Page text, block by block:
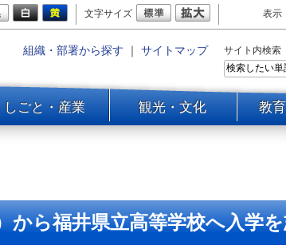
文字サイズ 表示
組織・部署から探す ｜ サイトマップ サイト内検索
しごと・産業 観光・文化 教
から福井県立高等学校へ入学